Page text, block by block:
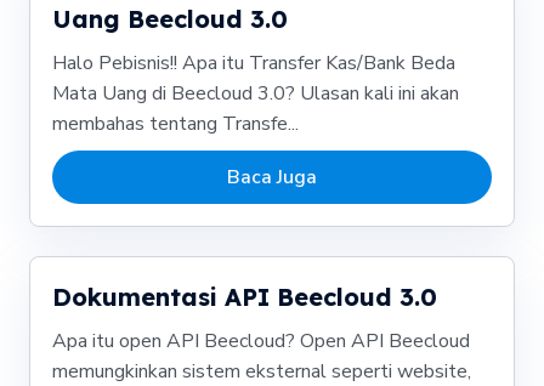
Uang Beecloud 3.0
Halo Pebisnis!! Apa itu Transfer Kas/Bank Beda
Mata Uang di Beecloud 3.0? Ulasan kali ini akan
membahas tentang Transfe...
Baca Juga
Dokumentasi API Beecloud 3.0
Apa itu open API Beecloud? Open API Beecloud
memungkinkan sistem eksternal seperti website,